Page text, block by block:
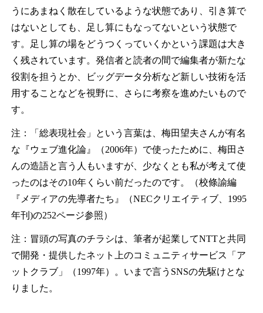
うにあまねく散在しているような状態であり、引き算で
はないとしても、足し算にもなってないという状態で
す。足し算の場をどうつくっていくかという課題は大き
く残されています。発信者と読者の間で編集者が新たな
役割を担うとか、ビッグデータ分析など新しい技術を活
用することなどを視野に、さらに考察を進めたいもので
す。
注：「総表現社会」という言葉は、梅田望夫さんが有名
な『ウェブ進化論』（2006年）で使ったために、梅田さ
んの造語と言う人もいますが、少なくとも私が考えて使
ったのはその10年くらい前だったのです。（校條諭編
『メディアの先導者たち』（NECクリエイティブ、1995
年刊)の252ページ参照）
注：冒頭の写真のチラシは、筆者が起業してNTTと共同
で開発・提供したネット上のコミュニティサービス「ア
ットクラブ」（1997年）。いまで言うSNSの先駆けとな
りました。